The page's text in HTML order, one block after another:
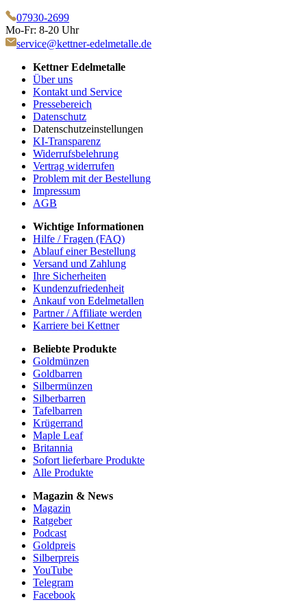
07930-2699
Mo-Fr: 8-20 Uhr
service@kettner-edelmetalle.de
Kettner Edelmetalle
Über uns
Kontakt und Service
Pressebereich
Datenschutz
Datenschutzeinstellungen
KI-Transparenz
Widerrufsbelehrung
Vertrag widerrufen
Problem mit der Bestellung
Impressum
AGB
Wichtige Informationen
Hilfe / Fragen (FAQ)
Ablauf einer Bestellung
Versand und Zahlung
Ihre Sicherheiten
Kundenzufriedenheit
Ankauf von Edelmetallen
Partner / Affiliate werden
Karriere bei Kettner
Beliebte Produkte
Goldmünzen
Goldbarren
Silbermünzen
Silberbarren
Tafelbarren
Krügerrand
Maple Leaf
Britannia
Sofort lieferbare Produkte
Alle Produkte
Magazin & News
Magazin
Ratgeber
Podcast
Goldpreis
Silberpreis
YouTube
Telegram
Facebook